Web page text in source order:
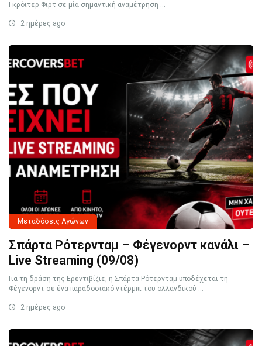
Γκρόιτερ Φιρτ σε μία σημαντική αναμέτρηση ...
2 ημέρες ago
Μεταδόσεις Αγώνων
Σπάρτα Ρότερνταμ – Φέγενορντ κανάλι –
Live Streaming (09/08)
Για τη δράση της Ερεντιβίζιε, η Σπάρτα Ρότερνταμ υποδέχεται τη
Φέγενορντ σε ένα παραδοσιακό ντέρμπι του ολλανδικού ...
2 ημέρες ago